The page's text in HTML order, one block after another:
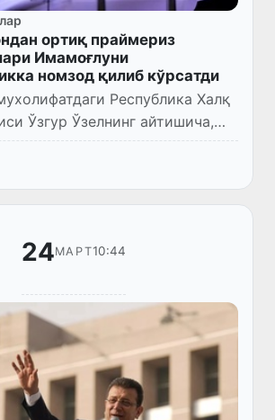
ортиқ праймериз
Имамоғлуни
номзод қилиб кўрсатди
Республика Халқ
Ўзгур Ўзелнинг айтишича,
15 миллионга яқин
олинган Истанбул ҳокими
республ...
24МАРТ10:44